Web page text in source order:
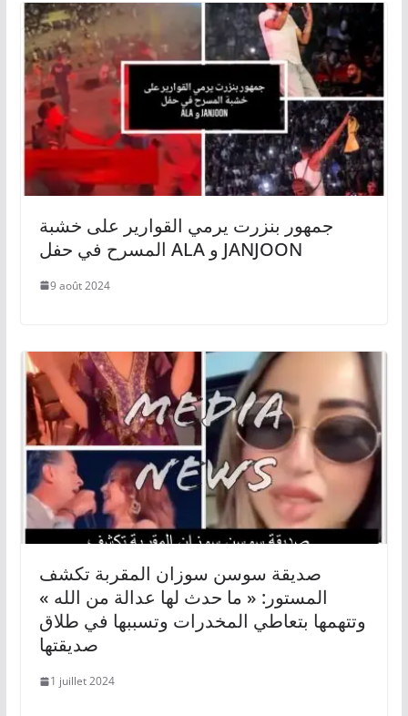
جمهور بنزرت يرمي القوارير على خشبة
المسرح في حفل ALA و JANJOON
9 août 2024
صديقة سوسن سوزان المقربة تكشف
المستور: « ما حدث لها عدالة من الله »
وتتهمها بتعاطي المخدرات وتسببها في طلاق
صديقتها
1 juillet 2024